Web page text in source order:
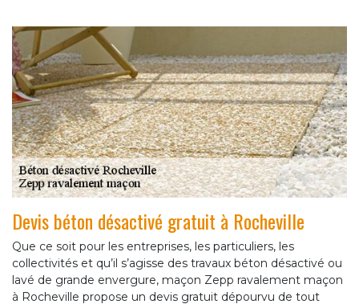
Devis béton désactivé gratuit à Rocheville
Que ce soit pour les entreprises, les particuliers, les
collectivités et qu’il s’agisse des travaux béton désactivé ou
lavé de grande envergure, maçon Zepp ravalement maçon
à Rocheville propose un devis gratuit dépourvu de tout